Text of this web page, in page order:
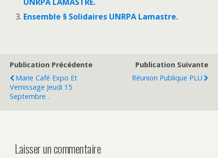
Ensemble § Solidaires UNRPA Lamastre.
Publication Précédente
Marie Café Expo Et
Vernissage Jeudi 15
Septembre .
Publication Suivante
Réunion Publique PLU
Laisser un commentaire